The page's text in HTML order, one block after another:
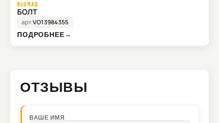
BLUMAQ
БОЛТ
арт.VO13984355
ПОДРОБНЕЕ→
ОТЗЫВЫ
ВАШЕ ИМЯ